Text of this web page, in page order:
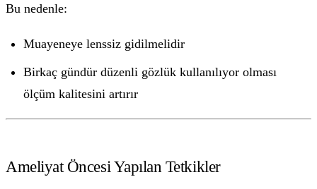
Bu nedenle:
Muayeneye lenssiz gidilmelidir
Birkaç gündür düzenli gözlük kullanılıyor olması
ölçüm kalitesini artırır
Ameliyat Öncesi Yapılan Tetkikler